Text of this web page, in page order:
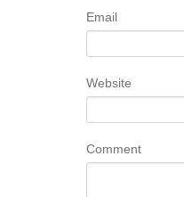
Email
Website
Comment